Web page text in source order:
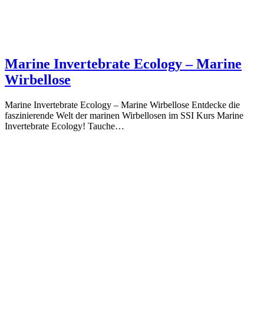
Marine Invertebrate Ecology – Marine
Wirbellose
Marine Invertebrate Ecology – Marine Wirbellose Entdecke die
faszinierende Welt der marinen Wirbellosen im SSI Kurs Marine
Invertebrate Ecology! Tauche…